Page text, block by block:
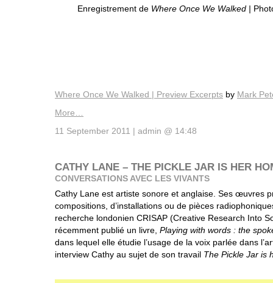
Enregistrement de Where Once We Walked |
Where Once We Walked | Preview Excerpts by Mark
More…
11 September 2011 | admin @ 14:48
CATHY LANE – THE PICKLE JAR IS HER
CONVERSATIONS AVEC LES VIVANTS
Cathy Lane est artiste sonore et anglaise. Ses œuvres
compositions, d’installations ou de pièces
recherche londonien CRISAP (Creative Research Into
récemment publié un livre, Playing with words : the
dans lequel elle étudie l’usage de la voix parlée dans
interview Cathy au sujet de son travail The Pickle Jar is